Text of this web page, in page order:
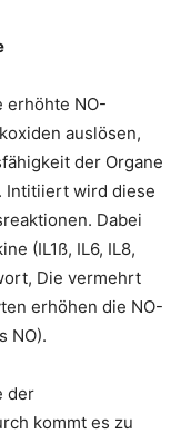
erhöhte NO-
auslösen,
der Organe
Intitiiert wird diese
Dabei
(IL1ß, IL6, IL8,
Die vermehrt
erhöhen die NO-
NO).
der
kommt es zu